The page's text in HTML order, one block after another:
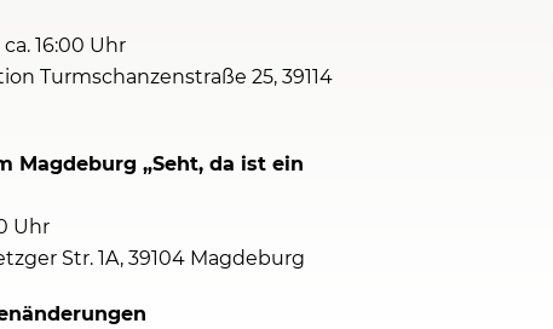
16:00 Uhr
Turmschanzenstraße 25, 39114
Magdeburg „Seht, da ist ein
Uhr
Str. 1A, 39104 Magdeburg